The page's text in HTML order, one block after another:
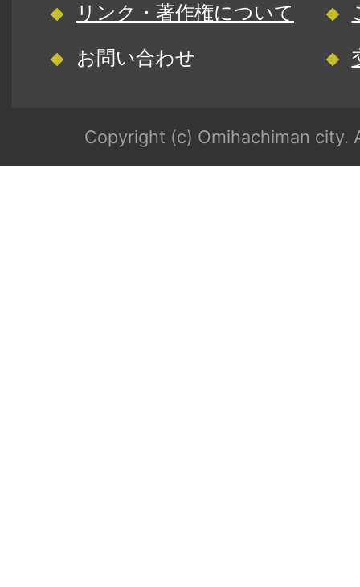
リンク・著作権について
お問い合わせ
Copyright (c) Omihachiman city.